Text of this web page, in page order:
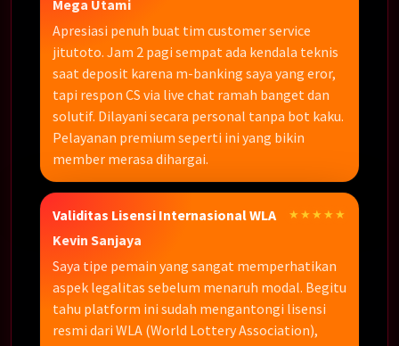
Mega Utami
Apresiasi penuh buat tim customer service
jitutoto. Jam 2 pagi sempat ada kendala teknis
saat deposit karena m-banking saya yang eror,
tapi respon CS via live chat ramah banget dan
solutif. Dilayani secara personal tanpa bot kaku.
Pelayanan premium seperti ini yang bikin
member merasa dihargai.
Validitas Lisensi Internasional WLA ★★★★★
Kevin Sanjaya
Saya tipe pemain yang sangat memperhatikan
aspek legalitas sebelum menaruh modal. Begitu
tahu platform ini sudah mengantongi lisensi
resmi dari WLA (World Lottery Association),